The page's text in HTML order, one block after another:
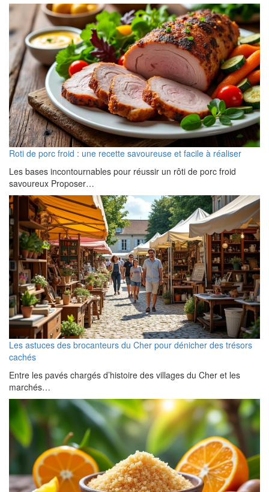
Roti de porc froid : une recette savoureuse et facile à réaliser
Les bases incontournables pour réussir un rôti de porc froid
savoureux Proposer…
Les astuces des brocanteurs du Cher pour dénicher des trésors
cachés
Entre les pavés chargés d’histoire des villages du Cher et les
marchés…